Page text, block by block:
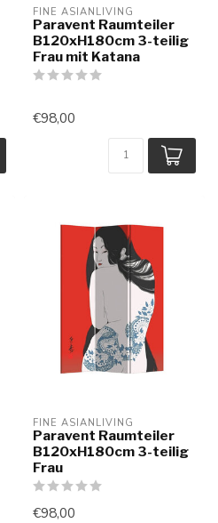
FINE ASIANLIVING
Paravent Raumteiler
B120xH180cm 3-teilig
Frau mit Katana
€98,00
FINE ASIANLIVING
Paravent Raumteiler
B120xH180cm 3-teilig
Frau
€98,00